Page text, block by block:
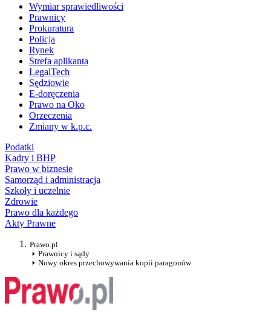
Wymiar sprawiedliwości
Prawnicy
Prokuratura
Policja
Rynek
Strefa aplikanta
LegalTech
Sędziowie
E-doręczenia
Prawo na Oko
Orzeczenia
Zmiany w k.p.c.
Podatki
Kadry i BHP
Prawo w biznesie
Samorząd i administracja
Szkoły i uczelnie
Zdrowie
Prawo dla każdego
Akty Prawne
Prawo.pl
Prawnicy i sądy
Nowy okres przechowywania kopii paragonów